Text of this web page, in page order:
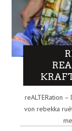
reALTERation
von rebekka